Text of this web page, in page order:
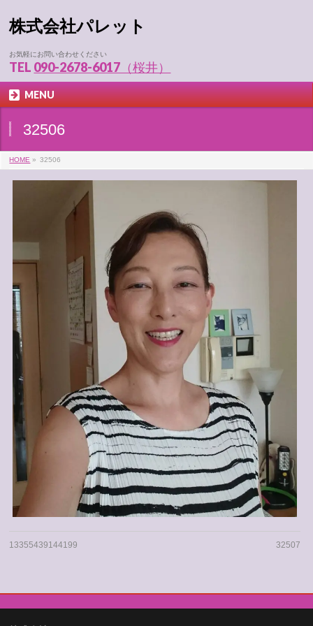
株式会社パレット
お気軽にお問い合わせください
TEL 090-2678-6017（桜井）
MENU
32506
HOME » 32506
13355439144199 32507